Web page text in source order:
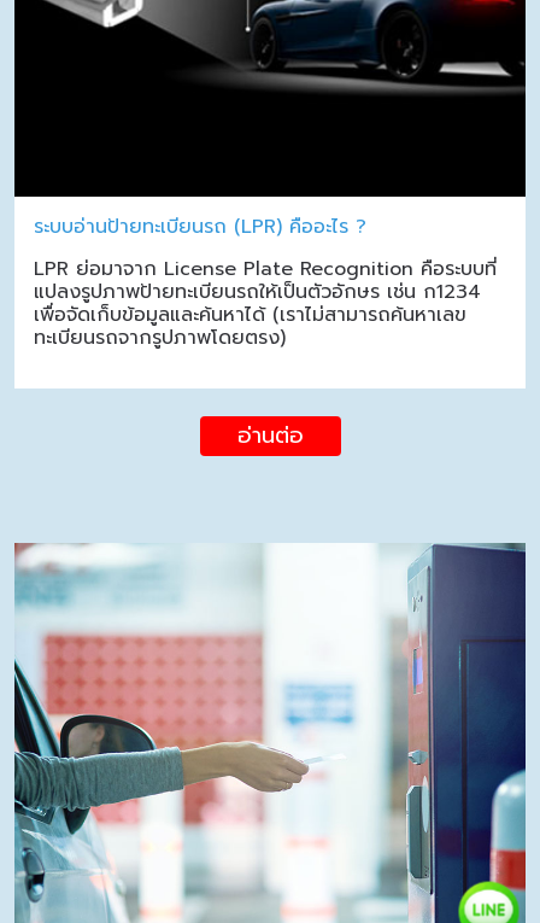
ระบบอ่านป้ายทะเบียนรถ (LPR) คืออะไร ?
LPR ย่อมาจาก License Plate Recognition คือระบบที่
แปลงรูปภาพป้ายทะเบียนรถให้เป็นตัวอักษร เช่น ก1234
เพื่อจัดเก็บข้อมูลและค้นหาได้ (เราไม่สามารถค้นหาเลข
ทะเบียนรถจากรูปภาพโดยตรง)
อ่านต่อ